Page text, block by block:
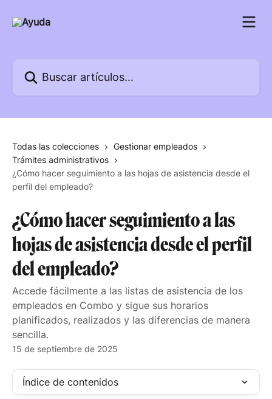
Todas las colecciones
Gestionar empleados
Trámites administrativos
¿Cómo hacer seguimiento a las hojas de asistencia desde el
perfil del empleado?
¿Cómo hacer seguimiento a las
hojas de asistencia desde el perfil
del empleado?
Accede fácilmente a las listas de asistencia de los
empleados en Combo y sigue sus horarios
planificados, realizados y las diferencias de manera
sencilla.
15 de septiembre de 2025
Índice de contenidos